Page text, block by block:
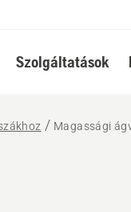
Szolgáltatások
Magassági